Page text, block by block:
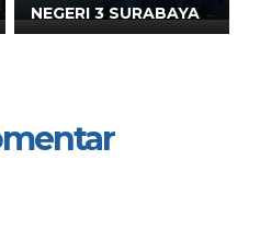
NEGERI 3 SURABAYA